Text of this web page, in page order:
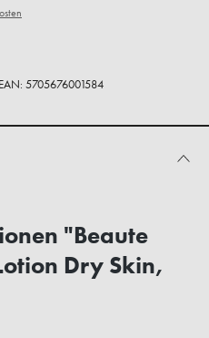
EAN: 5705676001584
"Beaute
Dry Skin,